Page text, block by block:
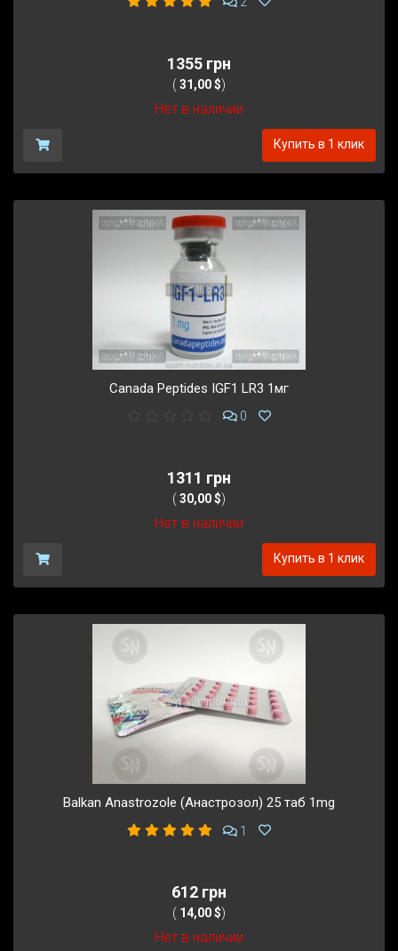
1355 грн
(31,00 $)
Нет в наличии
Купить в 1 клик
Canada Peptides IGF1 LR3 1мг
0
1311 грн
( 30,00 $)
Нет в наличии
Купить в 1 клик
Balkan Anastrozole (Анастрозол) 25 таб 1mg
1
612 грн
( 14,00 $)
Нет в наличии